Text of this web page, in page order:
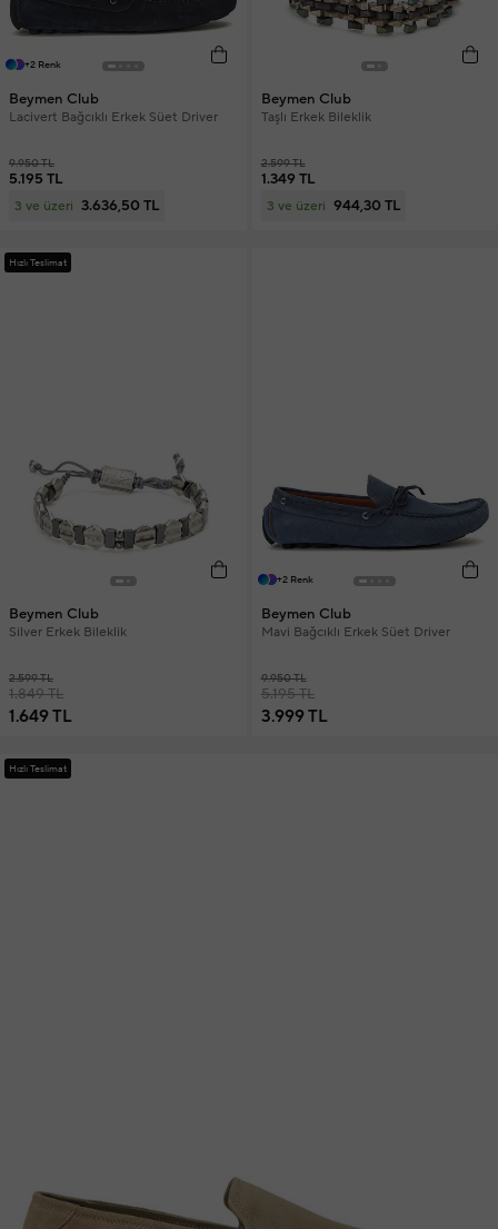
+2 Renk
Beymen Club
Lacivert Bağcıklı Erkek Süet Driver
9.950 TL
5.195 TL
3 ve üzeri 3.636,50 TL
Beymen Club
Taşlı Erkek Bileklik
2.599 TL
1.349 TL
3 ve üzeri 944,30 TL
Hızlı Teslimat
Beymen Club
Silver Erkek Bileklik
2.599 TL
1.849 TL
1.649 TL
+2 Renk
Beymen Club
Mavi Bağcıklı Erkek Süet Driver
9.950 TL
5.195 TL
3.999 TL
Hızlı Teslimat